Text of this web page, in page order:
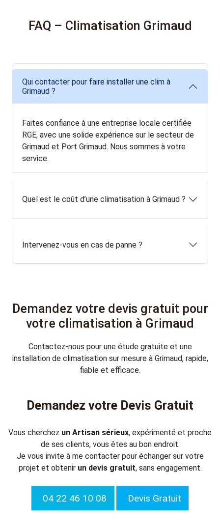
FAQ – Climatisation Grimaud
Qui contacter pour faire installer une clim à
Grimaud ?
Faites confiance à une entreprise locale certifiée
RGE, avec une solide expérience sur le secteur de
Grimaud et Port Grimaud. Nous sommes à votre
service.
Quel est le coût d’une climatisation à Grimaud ?
Intervenez-vous en cas de panne ?
Demandez votre devis gratuit pour
votre climatisation à Grimaud
Contactez-nous pour une étude gratuite et une
installation de climatisation sur mesure à Grimaud, rapide,
fiable et efficace.
Demandez votre Devis Gratuit
Vous cherchez un Artisan sérieux, expérimenté et proche
de ses clients, vous êtes au bon endroit.
Je vous invite à me contacter pour échanger sur votre
projet et obtenir un devis gratuit, sans engagement.
04 22 46 10 08 Devis Gratuit